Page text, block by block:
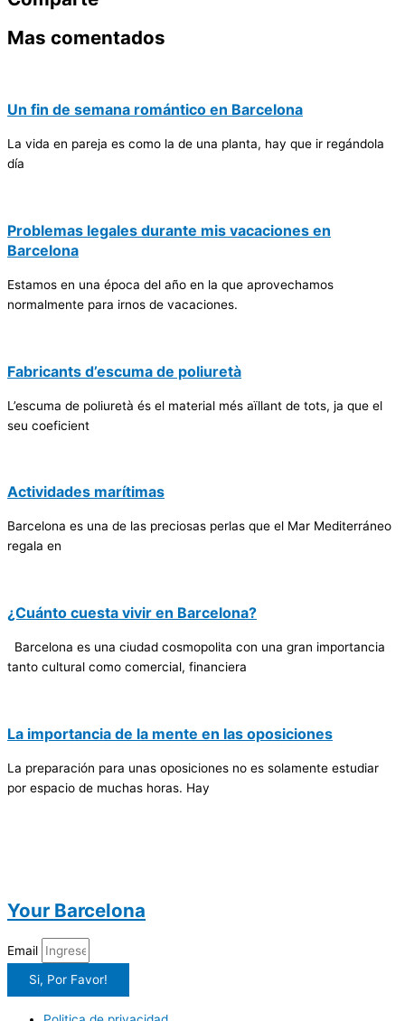
Mas comentados
Un fin de semana romántico en Barcelona
La vida en pareja es como la de una planta, hay que ir regándola
día
Problemas legales durante mis vacaciones en
Barcelona
Estamos en una época del año en la que aprovechamos
normalmente para irnos de vacaciones.
Fabricants d’escuma de poliuretà
L’escuma de poliuretà és el material més aïllant de tots, ja que el
seu coeficient
Actividades marítimas
Barcelona es una de las preciosas perlas que el Mar Mediterráneo
regala en
¿Cuánto cuesta vivir en Barcelona?
Barcelona es una ciudad cosmopolita con una gran importancia
tanto cultural como comercial, financiera
La importancia de la mente en las oposiciones
La preparación para unas oposiciones no es solamente estudiar
por espacio de muchas horas. Hay
Your Barcelona
Email
Si, Por Favor!